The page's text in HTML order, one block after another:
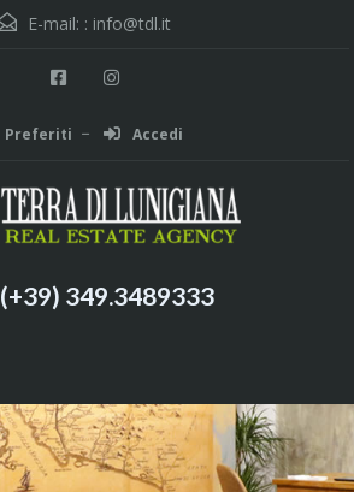
E-mail: : info@tdl.it
Preferiti Accedi
(+39) 349.3489333